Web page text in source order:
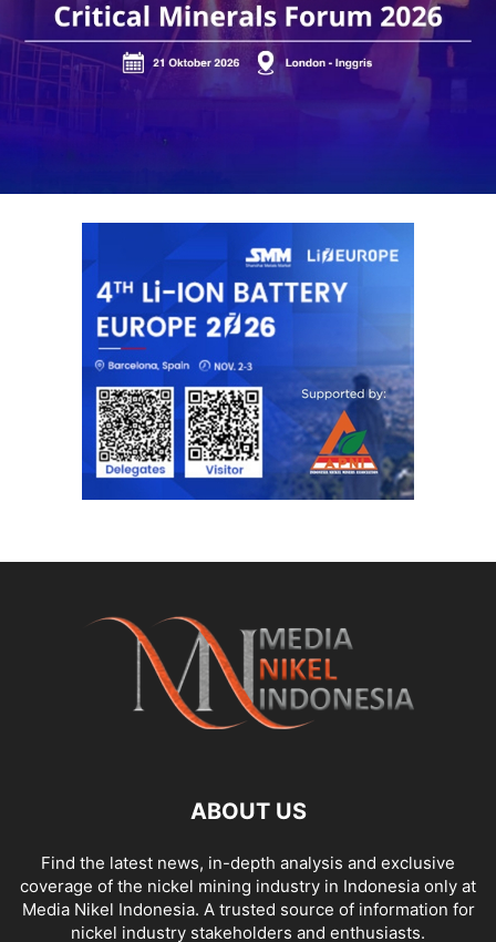
ABOUT US
Find the latest news, in-depth analysis and exclusive
coverage of the nickel mining industry in Indonesia only at
Media Nikel Indonesia. A trusted source of information for
nickel industry stakeholders and enthusiasts.